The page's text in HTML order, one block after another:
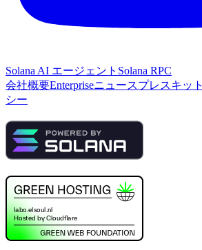
Solana AI エージェント Solana RPC
会社概要Enterpriseニュースプレスキット
シー